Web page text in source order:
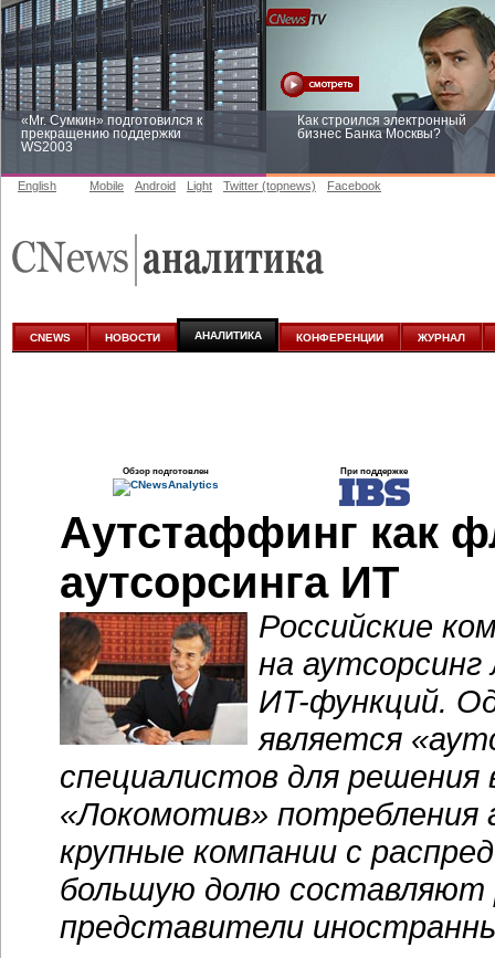
«Mr. Сумкин» подготовился к
прекращению поддержки
WS2003
Как строился электронный
бизнес Банка Москвы?
аналитике
English Mobile Android Light Twitter (topnews) Facebook
CNEWS НОВОСТИ АНАЛИТИКА КОНФЕРЕНЦИИ ЖУРНАЛ
Обзор подготовлен При поддержке
Аутстаффинг как
аутсорсинга ИТ
Российские
на
ИT-функций.
является
специалистов для решения
«Локомотив»
крупные компании с
большую долю
представители